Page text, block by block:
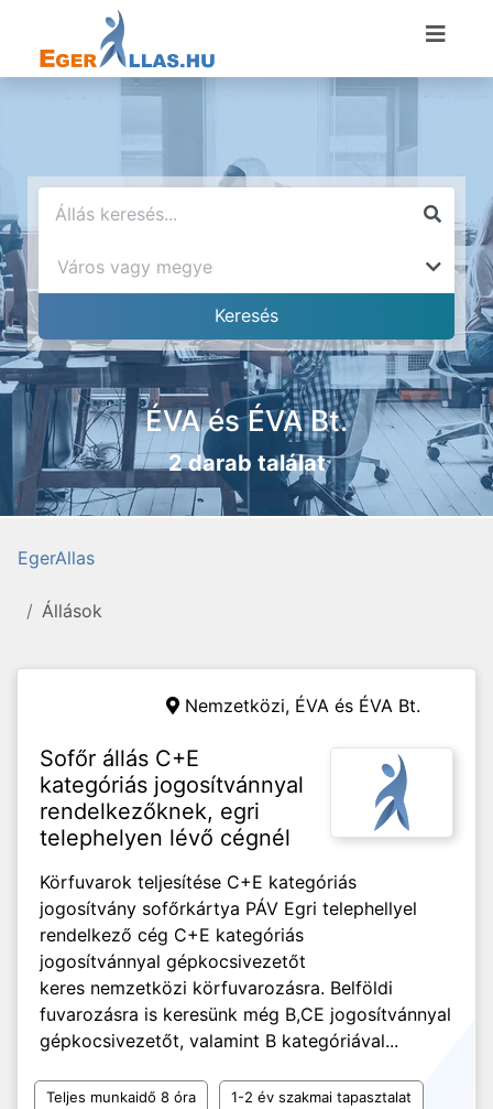
ÉVA és ÉVA Bt.
2 darab találat
EgerAllas
Állások
Nemzetközi, ÉVA és ÉVA Bt.
Sofőr állás C+E
kategóriás jogosítvánnyal
rendelkezőknek, egri
telephelyen lévő cégnél
Körfuvarok teljesítése C+E kategóriás
jogosítvány sofőrkártya PÁV Egri telephellyel
rendelkező cég C+E kategóriás
jogosítvánnyal gépkocsivezetőt
keres nemzetközi körfuvarozásra. Belföldi
fuvarozásra is keresünk még B,CE jogosítvánnyal
gépkocsivezetőt, valamint B kategóriával...
Teljes munkaidő 8 óra 1-2 év szakmai tapasztalat